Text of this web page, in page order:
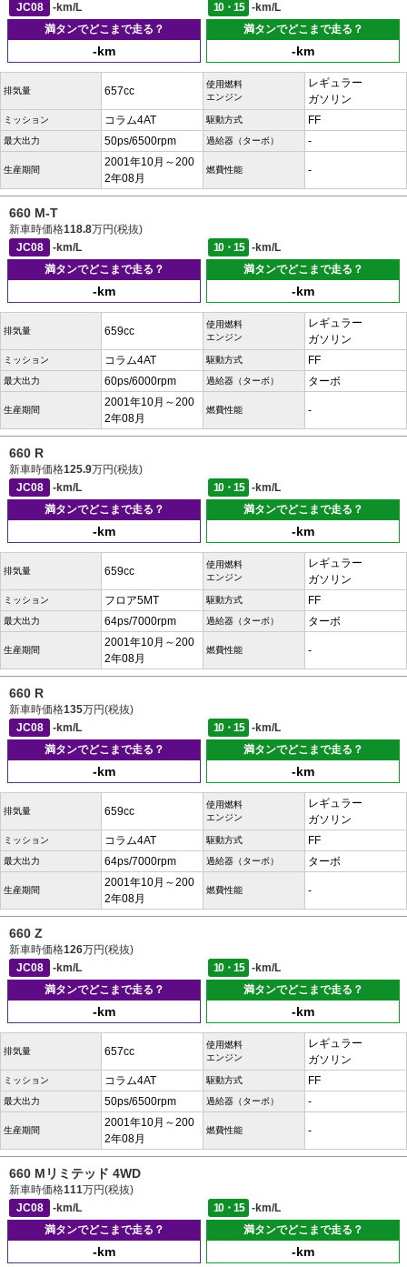
JC08
-km/L 10・15
-km/L
満タンでどこまで走る？
-km
満タンでどこまで走る？
-km
排気量 657cc
使用燃料
エンジン
レギュラー
ガソリン
ミッション コラム4AT 駆動方式 FF
最大出力 50ps/6500rpm 過給器（ターボ） -
生産期間
2001年10月～200
2年08月
燃費性能 -
660 M-T
新車時価格118.8万円(税抜)
JC08
-km/L 10・15
-km/L
満タンでどこまで走る？
-km
満タンでどこまで走る？
-km
排気量 659cc
使用燃料
エンジン
レギュラー
ガソリン
ミッション コラム4AT 駆動方式 FF
最大出力 60ps/6000rpm 過給器（ターボ） ターボ
生産期間
2001年10月～200
2年08月
燃費性能 -
660 R
新車時価格125.9万円(税抜)
JC08
-km/L 10・15
-km/L
満タンでどこまで走る？
-km
満タンでどこまで走る？
-km
排気量 659cc
使用燃料
エンジン
レギュラー
ガソリン
ミッション フロア5MT 駆動方式 FF
最大出力 64ps/7000rpm 過給器（ターボ） ターボ
生産期間
2001年10月～200
2年08月
燃費性能 -
660 R
新車時価格135万円(税抜)
JC08
-km/L 10・15
-km/L
満タンでどこまで走る？
-km
満タンでどこまで走る？
-km
排気量 659cc
使用燃料
エンジン
レギュラー
ガソリン
ミッション コラム4AT 駆動方式 FF
最大出力 64ps/7000rpm 過給器（ターボ） ターボ
生産期間
2001年10月～200
2年08月
燃費性能 -
660 Z
新車時価格126万円(税抜)
JC08
-km/L 10・15
-km/L
満タンでどこまで走る？
-km
満タンでどこまで走る？
-km
排気量 657cc
使用燃料
エンジン
レギュラー
ガソリン
ミッション コラム4AT 駆動方式 FF
最大出力 50ps/6500rpm 過給器（ターボ） -
生産期間
2001年10月～200
2年08月
燃費性能 -
660 Mリミテッド 4WD
新車時価格111万円(税抜)
JC08
-km/L 10・15
-km/L
満タンでどこまで走る？
-km
満タンでどこまで走る？
-km